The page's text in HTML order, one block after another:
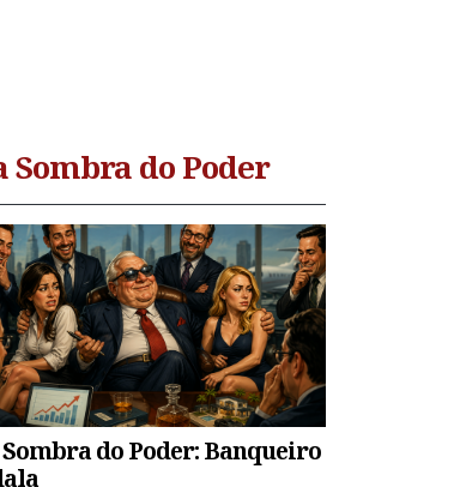
Sombra do Poder
do Poder: Banqueiro